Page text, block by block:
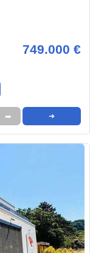
749.000 €
➦ ➜